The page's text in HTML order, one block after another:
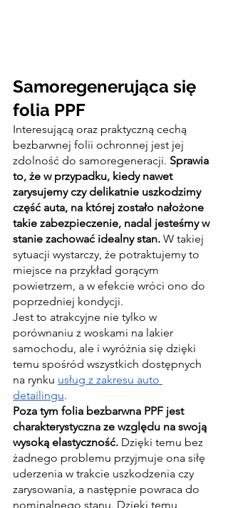
Samoregenerująca się
folia PPF
Interesującą oraz praktyczną cechą
bezbarwnej folii ochronnej jest jej
zdolność do samoregeneracji. Sprawia
to, że w przypadku, kiedy nawet
zarysujemy czy delikatnie uszkodzimy
część auta, na której zostało nałożone
takie zabezpieczenie, nadal jesteśmy w
stanie zachować idealny stan. W takiej
sytuacji wystarczy, że potraktujemy to
miejsce na przykład gorącym
powietrzem, a w efekcie wróci ono do
poprzedniej kondycji.
Jest to atrakcyjne nie tylko w
porównaniu z woskami na lakier
samochodu, ale i wyróżnia się dzięki
temu spośród wszystkich dostępnych
na rynku usług z zakresu auto
detailingu.
Poza tym folia bezbarwna PPF jest
charakterystyczna ze względu na swoją
wysoką elastyczność. Dzięki temu bez
żadnego problemu przyjmuje ona siłę
uderzenia w trakcie uszkodzenia czy
zarysowania, a następnie powraca do
nominalnego stanu. Dzięki temu